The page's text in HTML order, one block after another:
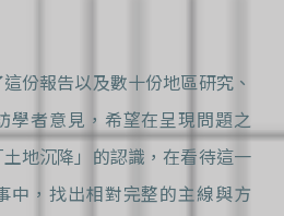
份報告以及數十份地區研究、
學者意見，希望在呈現問題之
地沉降」的認識，在看待這一
中，找出相對完整的主線與方